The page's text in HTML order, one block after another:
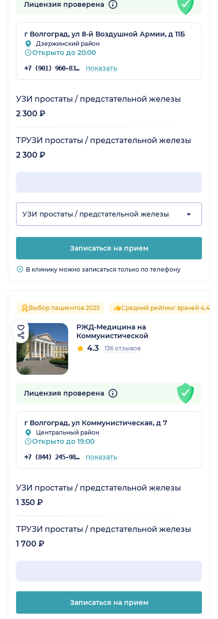
Лицензия проверена
г Волгоград, ул 8-й Воздушной Армии, д 11Б
Дзержинский район
Открыто до 20:00
+7 (901) 960-83-65 показать
УЗИ простаты / предстательной железы
2 300 ₽
ТРУЗИ простаты / предстательной железы
2 300 ₽
УЗИ простаты / предстательной железы
Записаться на прием
В клинику можно записаться только по телефону
Выбор пациентов 2025 Средний рейтинг врачей 4.4
РЖД-Медицина на
Коммунистической
4.3 136 отзывов
Лицензия проверена
г Волгоград, ул Коммунистическая, д 7
Центральный район
Открыто до 19:00
+7 (844) 245-98-54 показать
УЗИ простаты / предстательной железы
1 350 ₽
ТРУЗИ простаты / предстательной железы
1 700 ₽
Записаться на прием